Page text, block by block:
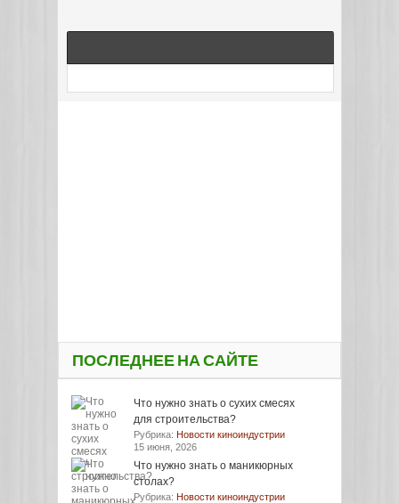
ПОСЛЕДНЕЕ НА САЙТЕ
Что нужно знать о сухих смесях
для строительства?
Рубрика: Новости киноиндустрии
15 июня, 2026
Что нужно знать о маникюрных
столах?
Рубрика: Новости киноиндустрии